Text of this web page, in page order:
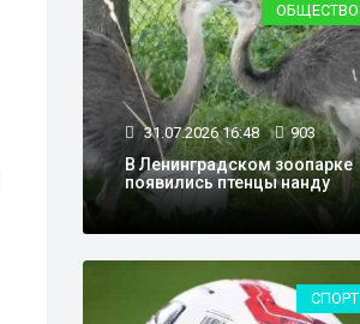
ОБЩЕСТВО
31.07.2026 16:48 903
В Ленинградском зоопарке
появились птенцы нанду
СПОРТ